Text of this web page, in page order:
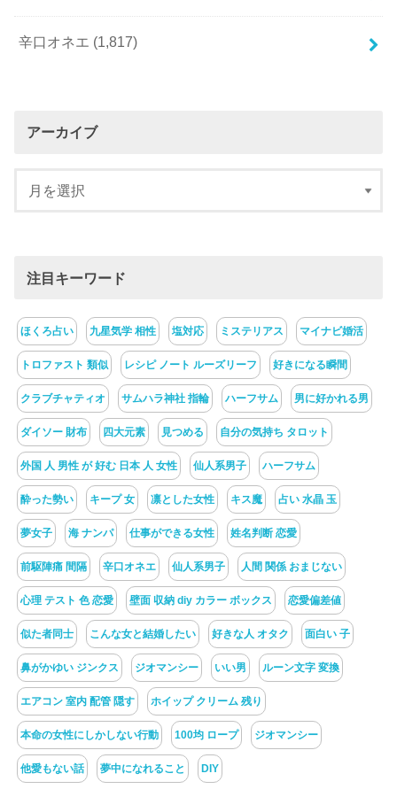
辛口オネエ (1,817)
アーカイブ
注目キーワード
ほくろ占い 九星気学 相性 塩対応 ミステリアス マイナビ婚活
トロファスト 類似 レシピ ノート ルーズリーフ 好きになる瞬間
クラブチャティオ サムハラ神社 指輪 ハーフサム 男に好かれる男
ダイソー 財布 四大元素 見つめる 自分の気持ち タロット
外国 人 男性 が 好む 日本 人 女性 仙人系男子 ハーフサム
酔った勢い キープ 女 凛とした女性 キス魔 占い 水晶 玉
夢女子 海 ナンパ 仕事ができる女性 姓名判断 恋愛
前駆陣痛 間隔 辛口オネエ 仙人系男子 人間 関係 おまじない
心理 テスト 色 恋愛 壁面 収納 diy カラー ボックス 恋愛偏差値
似た者同士 こんな女と結婚したい 好きな人 オタク 面白い 子
鼻がかゆい ジンクス ジオマンシー いい男 ルーン文字 変換
エアコン 室内 配管 隠す ホイップ クリーム 残り
本命の女性にしかしない行動 100均 ロープ ジオマンシー
他愛もない話 夢中になれること DIY